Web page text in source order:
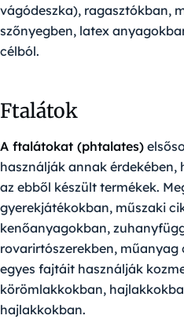
vágódeszka), ragasztókban,
szőnyegben, latex
célból.
Ftalátok
A ftalátokat (phtalates)
használják annak
az ebből készült termékek.
gyerekjátékokban, műszaki
kenőanyagokban,
rovarirtószerekben,
egyes fajtáit használják
körömlakkokban,
hajlakkokban.